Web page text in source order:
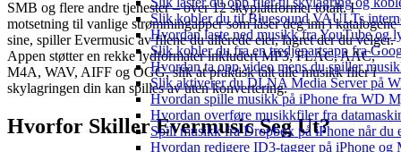
Slik kobler du til Bluesound VAULTs
Hvordan laste ned musikk fra YouTube og
Slik kobler du fra en tredjepartsapp fra
Hvordan ta opp video mens du spiller
Slik aktiverer du DLNA Media Server på
Hvordan spille musikk på iPhone fra WD
Hvordan overføre musikkfiler fra
Spill musikk fra Dropbox på iPhone når du
Hvordan redigere ID3-tagger på iPhone og
SMB og flere andre tjenester – over 12 skyplattformer totalt. I
motsetning til vanlige strømmingapper som låser deg inn i katalogene
sine, spiller Evermusic av filene du allerede eier, lagret der du velger.
Appen støtter en rekke lydformater inkludert MP3, FLAC, AAC,
M4A, WAV, AIFF og OGG, slik at praktisk talt alle musikk filer i
skylagringen din kan spilles av uten konvertering.
Hvorfor Skiller Evermusic Seg Ut?